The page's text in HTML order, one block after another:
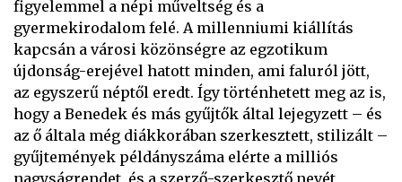
figyelemmel a népi műveltség és a
gyermekirodalom felé. A millenniumi kiállítás
kapcsán a városi közönségre az egzotikum
újdonság-erejével hatott minden, ami faluról jött,
az egyszerű néptől eredt. Így történhetett meg az is,
hogy a Benedek és más gyűjtők által lejegyzett – és
az ő általa még diákkorában szerkesztett, stilizált –
gyűjtemények példányszáma elérte a milliós
nagyságrendet, és a szerző-szerkesztő nevét